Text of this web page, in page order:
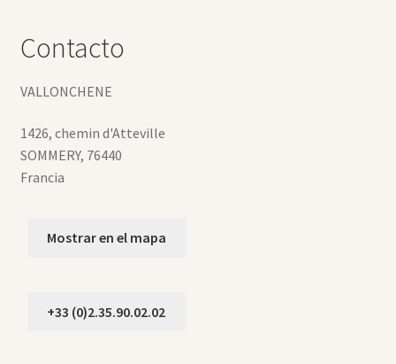
Contacto
VALLONCHENE
1426, chemin d'Atteville
SOMMERY, 76440
Francia
Mostrar en el mapa
+33 (0)2.35.90.02.02